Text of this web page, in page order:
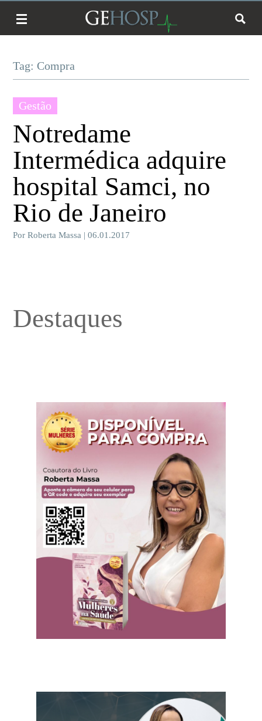
Tag: Compra
Gestão
Notredame
Intermédica adquire
hospital Samci, no
Rio de Janeiro
Por Roberta Massa | 06.01.2017
Destaques